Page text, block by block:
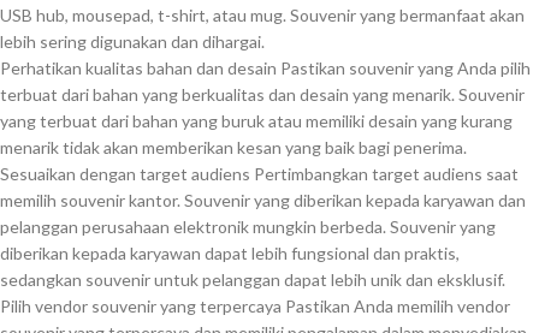
USB hub, mousepad, t-shirt, atau mug. Souvenir yang bermanfaat akan
lebih sering digunakan dan dihargai.
Perhatikan kualitas bahan dan desain Pastikan souvenir yang Anda pilih
terbuat dari bahan yang berkualitas dan desain yang menarik. Souvenir
yang terbuat dari bahan yang buruk atau memiliki desain yang kurang
menarik tidak akan memberikan kesan yang baik bagi penerima.
Sesuaikan dengan target audiens Pertimbangkan target audiens saat
memilih souvenir kantor. Souvenir yang diberikan kepada karyawan dan
pelanggan perusahaan elektronik mungkin berbeda. Souvenir yang
diberikan kepada karyawan dapat lebih fungsional dan praktis,
sedangkan souvenir untuk pelanggan dapat lebih unik dan eksklusif.
Pilih vendor souvenir yang terpercaya Pastikan Anda memilih vendor